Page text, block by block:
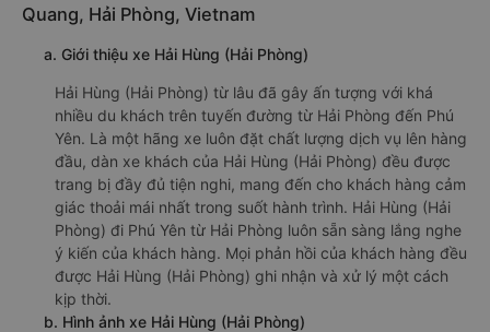
Quang, Hải Phòng, Vietnam
a. Giới thiệu xe Hải Hùng (Hải Phòng)
Hải Hùng (Hải Phòng) từ lâu đã gây ấn tượng với khá
nhiều du khách trên tuyến đường từ Hải Phòng đến Phú
Yên. Là một hãng xe luôn đặt chất lượng dịch vụ lên hàng
đầu, dàn xe khách của Hải Hùng (Hải Phòng) đều được
trang bị đầy đủ tiện nghi, mang đến cho khách hàng cảm
giác thoải mái nhất trong suốt hành trình. Hải Hùng (Hải
Phòng) đi Phú Yên từ Hải Phòng luôn sẵn sàng lắng nghe
ý kiến của khách hàng. Mọi phản hồi của khách hàng đều
được Hải Hùng (Hải Phòng) ghi nhận và xử lý một cách
kịp thời.
b. Hình ảnh xe Hải Hùng (Hải Phòng)